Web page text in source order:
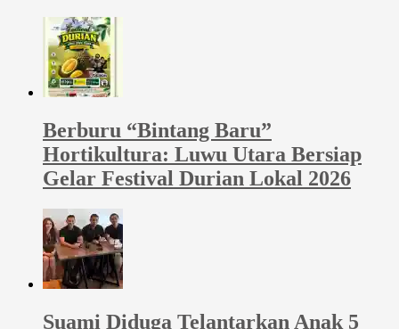
Berburu “Bintang Baru”
Hortikultura: Luwu Utara Bersiap
Gelar Festival Durian Lokal 2026
Suami Diduga Telantarkan Anak 5